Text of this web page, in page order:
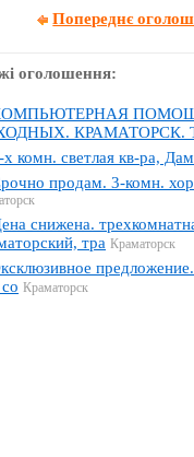
Попереднє
оголошення:
КРАМАТОРСК.
х комн. светлая кв-ра,
продам. 3-комн.
снижена.
тра Краматорск
Краматорск